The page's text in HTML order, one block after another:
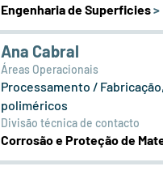
Engenharia de Superficies>
Ana Cabral
Áreas Operacionais
Processamento /
poliméricos
Divisão técnica de contacto
Corrosão e Proteção de